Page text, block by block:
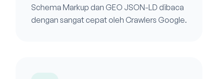
Schema Markup dan GEO JSON-LD dibaca
dengan sangat cepat oleh Crawlers Google.